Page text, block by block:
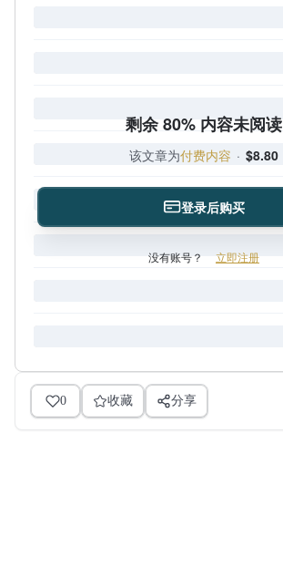
剩余 80% 内容未阅读
该文章为付费内容 · $8.80
登录后购买
没有账号？ 立即注册
0 收藏 分享